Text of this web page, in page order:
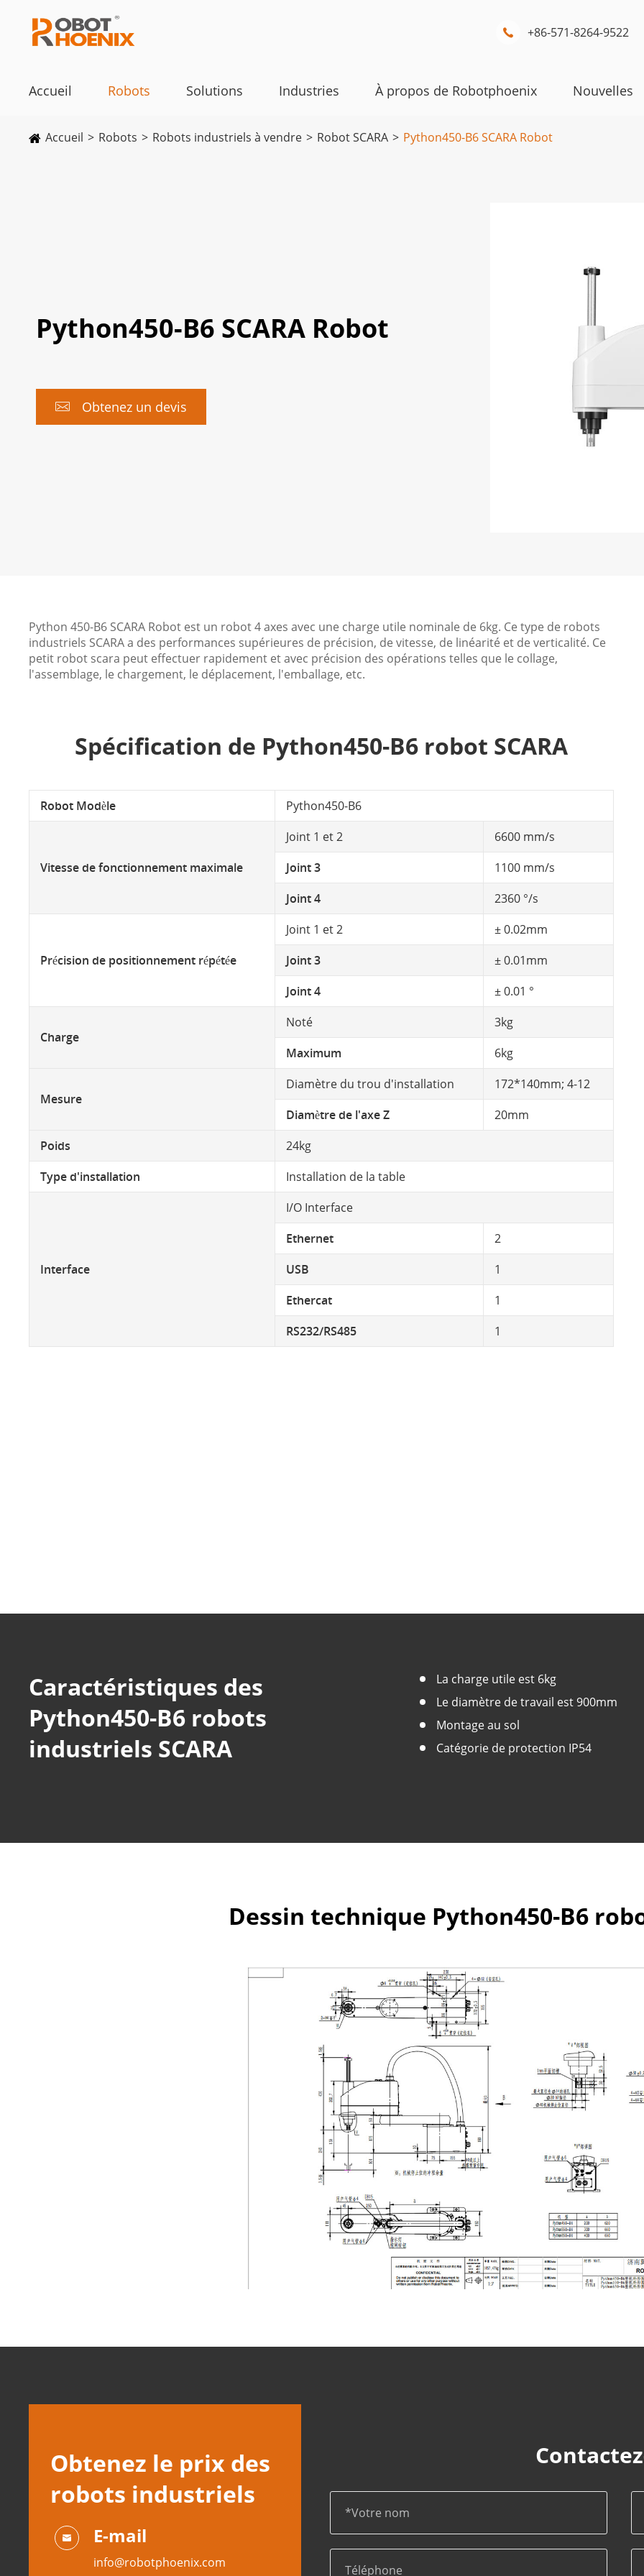
 +86-571-8264-9522
Accueil Robots Solutions Industries À propos de Robotphoenix Nouvelles
Accueil Robots Robots industriels à vendre Robot SCARA Python450-B6 SCARA Robot
Python450-B6 SCARA Robot
 Obtenez un devis
Python 450-B6 SCARA Robot est un robot 4 axes avec une charge utile nominale de 6kg. Ce type de robots
industriels SCARA a des performances supérieures de précision, de vitesse, de linéarité et de verticalité. Ce
petit robot scara peut effectuer rapidement et avec précision des opérations telles que le collage,
l'assemblage, le chargement, le déplacement, l'emballage, etc.
Spécification de Python450-B6 robot SCARA
Robot Modèle Python450-B6
Vitesse de fonctionnement maximale
Joint 1 et 2
6600 mm/s
Joint 3
1100 mm/s
Joint 4
2360 °/s
Précision de positionnement répétée
Joint 1 et 2
± 0.02mm
Joint 3
± 0.01mm
Joint 4
± 0.01 °
Charge
Noté
3kg
Maximum
6kg
Mesure
Diamètre du trou d'installation
172*140mm; 4-12
Diamètre de l'axe Z
20mm
Poids
24kg
Type d'installation
Installation de la table
Interface
I/O Interface
Ethernet
2
USB
1
Ethercat
1
RS232/RS485
1
Caractéristiques des
Python450-B6 robots
industriels SCARA
La charge utile est 6kg
Le diamètre de travail est 900mm
Montage au sol
Catégorie de protection IP54
Dessin technique Python450-B6
Obtenez le prix des
robots industriels
 E-mail
info@robotphoenix.com